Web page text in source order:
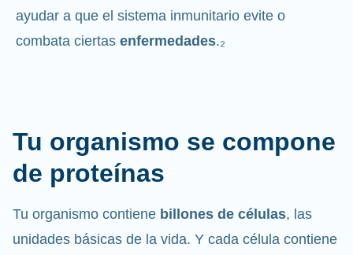
ayudar a que el sistema inmunitario evite o
combata ciertas enfermedades.₂
Tu organismo se compone
de proteínas
Tu organismo contiene billones de células, las
unidades básicas de la vida. Y cada célula contiene